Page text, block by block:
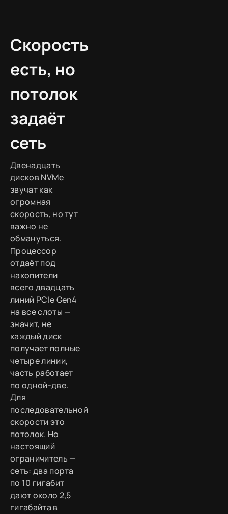
Скорость
есть, но
потолок
задаёт
сеть
Двенадцать
дисков NVMe
звучат как
огромная
скорость, но тут
важно не
обмануться.
Процессор
отдаёт под
накопители
всего двадцать
линий PCIe Gen4
на все слоты —
значит, не
каждый диск
получает полные
четыре линии,
часть работает
по одной-две.
Для
последовательной
скорости это
потолок. Но
настоящий
ограничитель —
сеть: два порта
по 10 гигабит
дают около 2,5
гигабайта в